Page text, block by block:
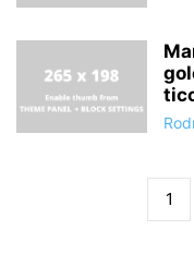
1